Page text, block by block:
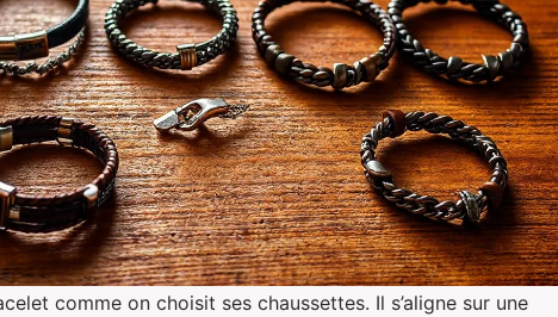
comme on choisit ses chaussettes. Il s’aligne sur une